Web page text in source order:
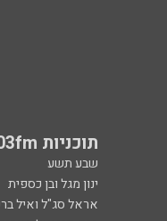
תוכניות 103fm
שבע תשע
ינון מגל ובן כספית
אראל סג"ל ואיל